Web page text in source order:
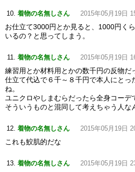
着物の名無しさん 2015年05月19日
お仕立て3000円とか見ると、1000円く
いるの？と思ってしまう。
着物の名無しさん 2015年05月19日
練習用とか材料用とかの数千円の反物だ
仕立て代込で６千～８千円で本人にとっ
ね。
ユニクロやしまむらだったら全身コーデ
そういうものと混同して考えちゃう人な
着物の名無しさん 2015年05月19日
これも鮫肌的だな
着物の名無しさん 2015年05月19日